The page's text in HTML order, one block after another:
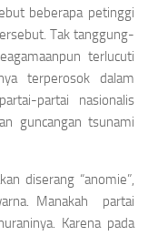
beberapa petinggi
Tak tanggung-
terlucuti
terperosok dalam
partai nasionalis
guncangan tsunami
diserang “anomie”,
Manakah partai
Karena pada